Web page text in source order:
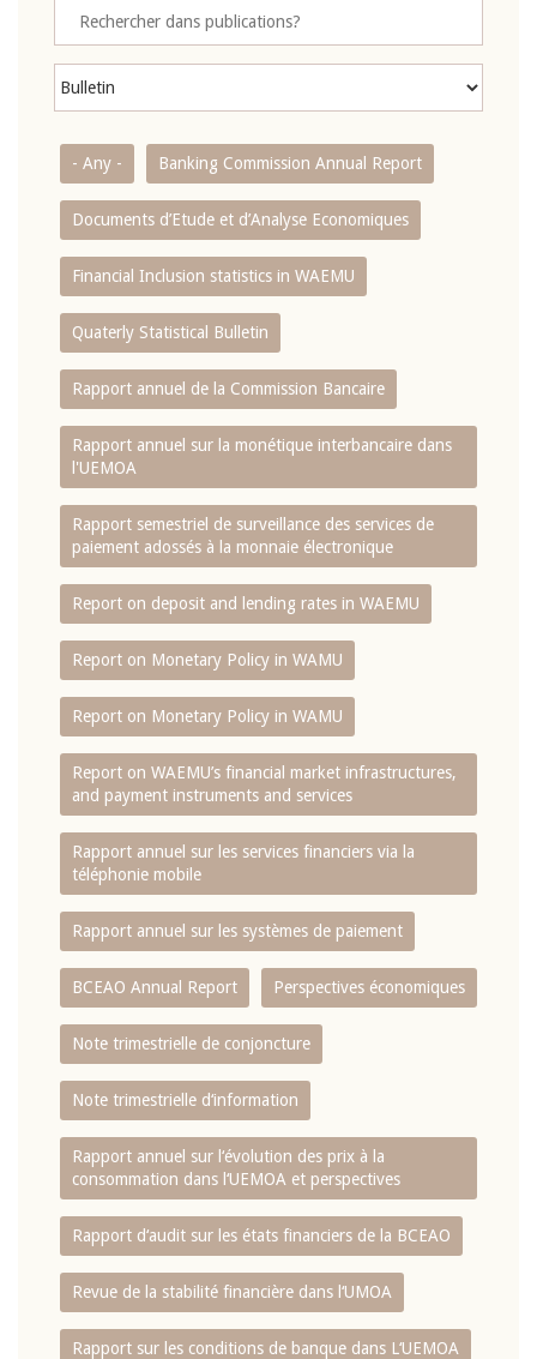
- Any - Banking Commission Annual Report
Documents d’Etude et d’Analyse Economiques
Financial Inclusion statistics in WAEMU
Quaterly Statistical Bulletin
Rapport annuel de la Commission Bancaire
Rapport annuel sur la monétique interbancaire dans
l'UEMOA
Rapport semestriel de surveillance des services de
paiement adossés à la monnaie électronique
Report on deposit and lending rates in WAEMU
Report on Monetary Policy in WAMU
Report on Monetary Policy in WAMU
Report on WAEMU’s financial market infrastructures,
and payment instruments and services
Rapport annuel sur les services financiers via la
téléphonie mobile
Rapport annuel sur les systèmes de paiement
BCEAO Annual Report Perspectives économiques
Note trimestrielle de conjoncture
Note trimestrielle d‘information
Rapport annuel sur l‘évolution des prix à la
consommation dans l‘UEMOA et perspectives
Rapport d‘audit sur les états financiers de la BCEAO
Revue de la stabilité financière dans l‘UMOA
Rapport sur les conditions de banque dans L‘UEMOA